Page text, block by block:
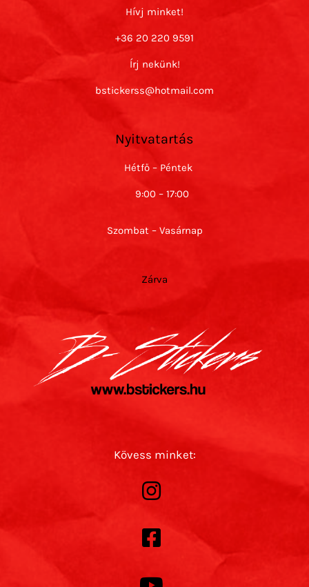
Hívj minket!
+36 20 220 9591
Írj nekünk!
bstickerss@hotmail.com
Nyitvatartás
Hétfő – Péntek
9:00 – 17:00
Szombat – Vasárnap
Zárva
Kövess minket: